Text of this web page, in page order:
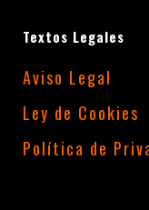
Textos Legales
Aviso Legal
Ley de Cookies
Política de